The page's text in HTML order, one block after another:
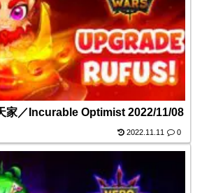
家／Incurable Optimist 2022/11/08
2022.11.11 0